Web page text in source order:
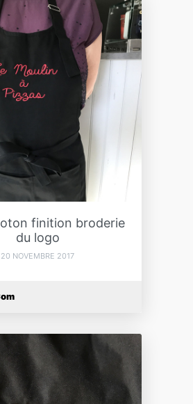
finition broderie
du logo
20 NOVEMBRE 2017